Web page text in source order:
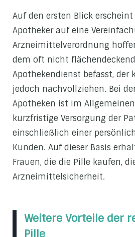
Auf den ersten Blick erscheint
Apotheker auf eine
Arzneimittelverordnung
dem oft nicht
Apothekendienst befasst, der
jedoch nachvollziehen. Bei
Apotheken ist im
kurzfristige Versorgung der
einschließlich einer
Kunden. Auf dieser Basis
Frauen, die die Pille kaufen,
Arzneimittelsicherheit.
Weitere Vorteile der
Pille